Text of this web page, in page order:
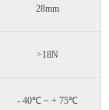
28mm
>18N
- 40℃ ~ + 75℃